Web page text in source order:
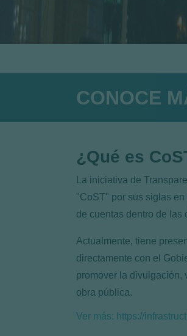
CONOCE
¿Qué es
La iniciativa de
"CoST" por sus siglas
de cuentas dentro de las
Actualmente, tiene
directamente con el
promover la divulgación,
obra pública.
Ver más: https://